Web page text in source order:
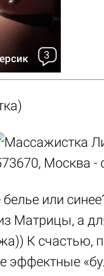
3
или
Матрицы, а
К счастью,
эффектные